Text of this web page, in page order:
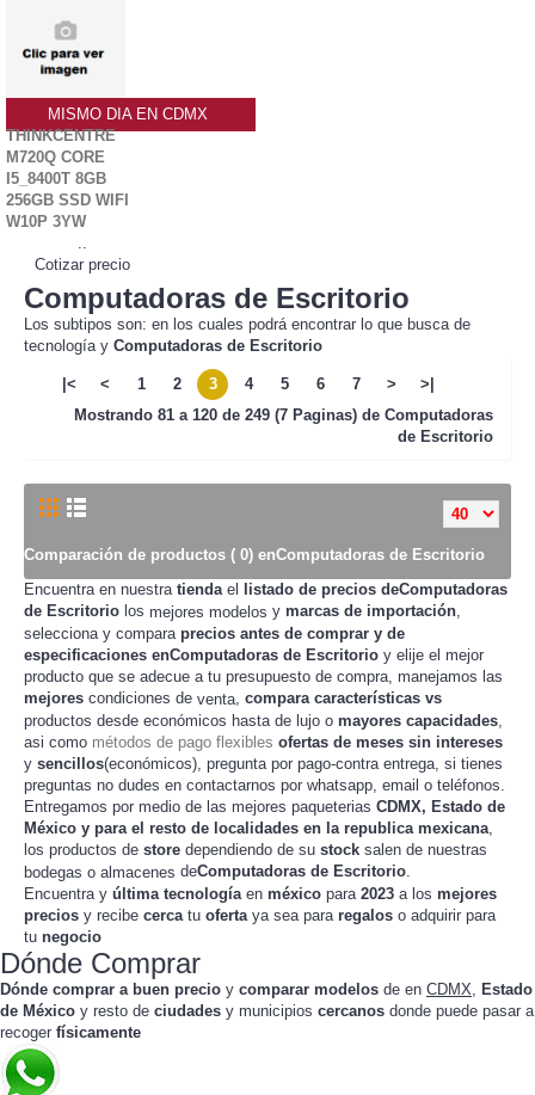
MISMO DIA EN CDMX
THINKCENTRE
M720Q CORE
I5_8400T 8GB
256GB SSD WIFI
W10P 3YW
..
Cotizar precio
Computadoras de Escritorio
Los subtipos son: en los cuales podrá encontrar lo que busca de
tecnología y Computadoras de Escritorio
|< < 1 2 3 4 5 6 7 >
>|
Mostrando 81 a 120 de 249 (7 Paginas) de Computadoras
de Escritorio
Comparación de productos ( 0) enComputadoras de Escritorio
Encuentra en nuestra tiendael
listado de precios deComputadoras
de Escritorio los mejores modelos y marcas de importación,
selecciona y compara precios antes de comprar y de
especificaciones enComputadoras de Escritorio y elije el mejor
producto que se adecue a tu presupuesto de compra , manejamos las
mejores condiciones de venta, compara características vs
productos desde económicos hasta de lujo o mayores capacidades
asi como métodos de pago flexibles ofertas de meses sin intereses
y sencillos(económicos), pregunta por pago-contra entrega, si tienes
preguntas no dudes en contactarnos por whatsapp, email o teléfonos.
Entregamos por medio de las mejores paqueterias CDMX, Estado de
México y para el resto de localidades en la republica mexicana,
los productos de store dependiendo de su stock salen de nuestras
bodegas o almacenes deComputadoras de Escritorio.
Encuentra y última tecnología en méxico para 2023 a los mejores
precios y recibe cerca tu oferta ya sea para regalos o adquirir para
tu negocio
Dónde Comprar
Dónde comprar a buen precio y comparar modelos de en CDMX
Estado
de México y resto de ciudades y municipios cercanos donde puede pasar a
recoger físicamente